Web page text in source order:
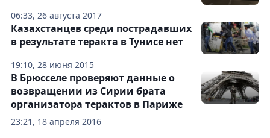
06:33, 26 августа 2017
19:10, 28 июня 2015
Казахстанцев среди пострадавших
в результате теракта в Тунисе нет
23:21, 18 апреля 2016
В Брюсселе проверяют данные о
возвращении из Сирии брата
организатора терактов в Париже